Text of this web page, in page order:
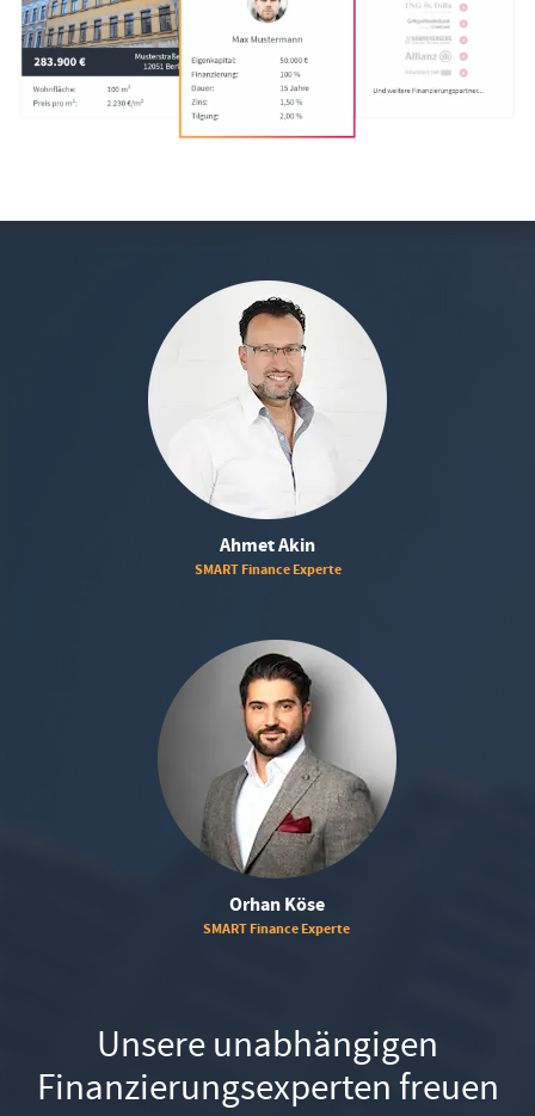
Ahmet Akin
SMART Finance Experte
Orhan Köse
SMART Finance Experte
Unsere unabhängigen
Finanzierungsexperten freuen